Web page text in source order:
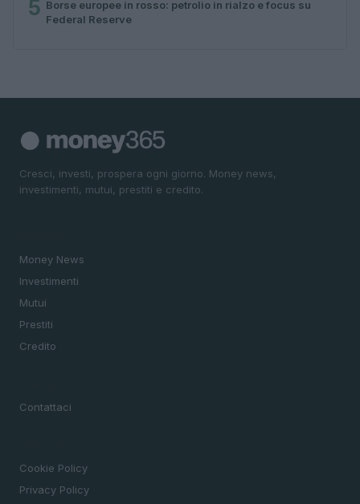
5 Borse europee in rosso: petrolio in rialzo e focus su
Federal Reserve
Cresci, investi, prospera ogni giorno. Money news,
investimenti, mutui, prestiti e credito.
Money News
Investimenti
Mutui
Prestiti
Credito
Contattaci
Cookie Policy
Privacy Policy